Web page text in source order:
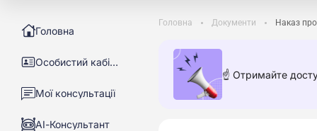
Головна
Особистий кабінет
Мої консультації
АІ-Консультант
Головна Документи Наказ
☝️ Отримайте